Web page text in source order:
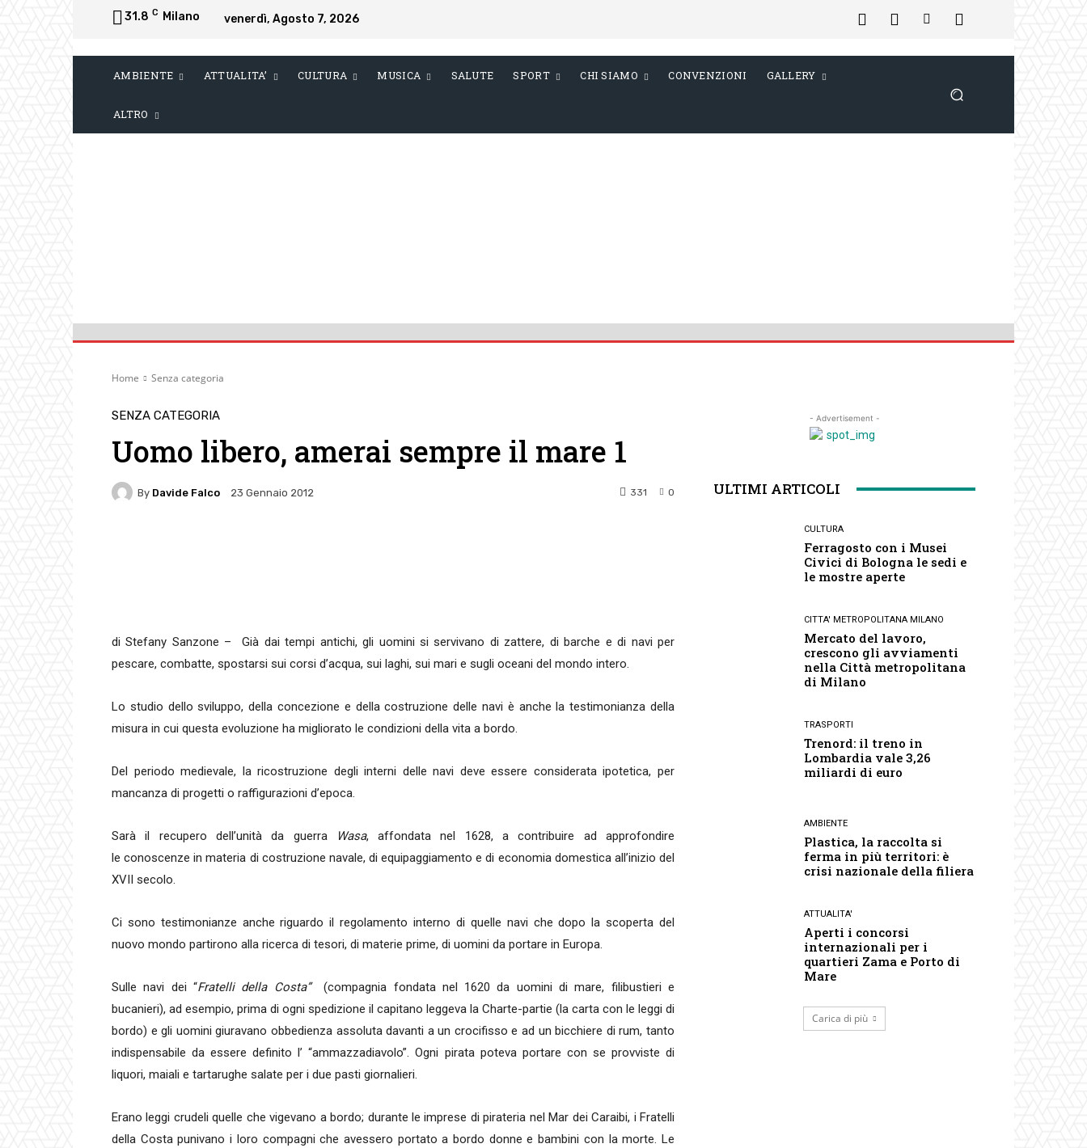
31.8 C Milano venerdì, Agosto 7, 2026
AMBIENTE ATTUALITA’ CULTURA MUSICA SALUTE SPORT CHI SIAMO CONVENZIONI GALLERY
ALTRO
Home Senza categoria
SENZA CATEGORIA
Uomo libero, amerai sempre il mare 1
By Davide Falco 23 Gennaio 2012 0
331
di Stefany Sanzone – Già dai tempi antichi, gli uomini si servivano di zattere, di barche e di navi per
pescare, combatte, spostarsi sui corsi d’acqua, sui laghi, sui mari e sugli oceani del mondo intero.
Lo studio dello sviluppo, della concezione e della costruzione delle navi è anche la testimonianza della
misura in cui questa evoluzione ha migliorato le condizioni della vita a bordo.
Del periodo medievale, la ricostruzione degli interni delle navi deve essere considerata ipotetica, per
mancanza di progetti o raffigurazioni d’epoca.
Sarà il recupero dell’unità da guerra Wasa, affondata nel 1628, a contribuire ad approfondire
le conoscenze in materia di costruzione navale, di equipaggiamento e di economia domestica all’inizio del
XVII secolo.
Ci sono testimonianze anche riguardo il regolamento interno di quelle navi che dopo la scoperta del
nuovo mondo partirono alla ricerca di tesori, di materie prime, di uomini da portare in Europa.
Sulle navi dei “Fratelli della Costa”
(compagnia fondata nel 1620 da uomini di mare, filibustieri e
bucanieri), ad esempio, prima di ogni spedizione il capitano leggeva la Charte-partie (la carta con le leggi di
bordo) e gli uomini giuravano obbedienza assoluta davanti a un crocifisso e ad un bicchiere di rum, tanto
indispensabile da essere definito l’ “ammazzadiavolo”. Ogni pirata poteva portare con se provviste di
liquori, maiali e tartarughe salate per i due pasti giornalieri.
Erano leggi crudeli quelle che vigevano a bordo; durante le imprese di pirateria nel Mar dei Caraibi, i Fratelli
della Costa punivano i loro compagni che avessero portato a bordo donne e bambini con la morte. Le
- Advertisement -
ULTIMI ARTICOLI
CULTURA
Ferragosto con i Musei
Civici di Bologna le sedi e
le mostre aperte
CITTA' METROPOLITANA MILANO
Mercato del lavoro,
crescono gli avviamenti
nella Città metropolitana
di Milano
TRASPORTI
Trenord: il treno in
Lombardia vale 3,26
miliardi di euro
AMBIENTE
Plastica, la raccolta si
ferma in più territori: è
crisi nazionale della filiera
ATTUALITA'
Aperti i concorsi
internazionali per i
quartieri Zama e Porto di
Mare
Carica di più